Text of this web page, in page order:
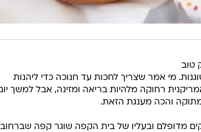
טוב
מי אמר שצריך לחכות עד חנוכה כדי ליהנות
רחוקה מלהיות בריאה ומזינה, אבל למשך
והכה מענגת הזאת.
מדופלם ובעליו של בית הקפה שוגר קפה